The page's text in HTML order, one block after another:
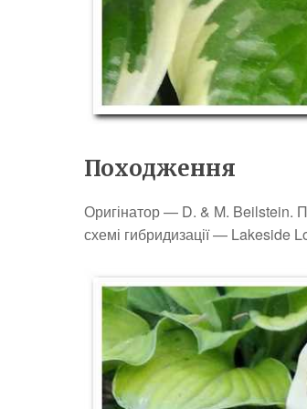
Походження
Оригінатор — D. & M. Beilstein.
схемі гибридизації — Lakeside